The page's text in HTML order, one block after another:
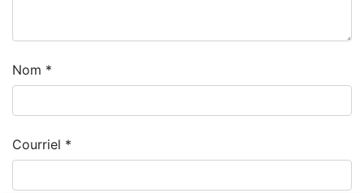
Nom *
Courriel *